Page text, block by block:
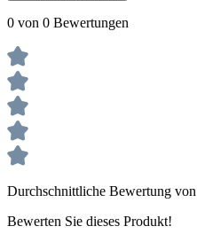
0 von 0 Bewertungen
Durchschnittliche Bewertung
Bewerten Sie dieses Produkt!